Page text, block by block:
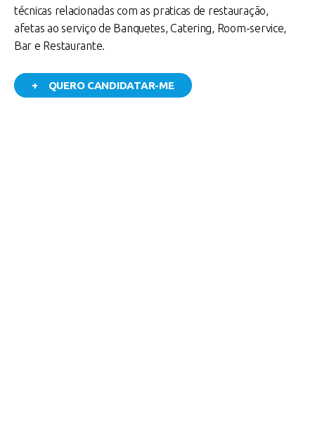
técnicas relacionadas com as praticas de restauração,
afetas ao serviço de Banquetes, Catering, Room-service,
Bar e Restaurante.
+ QUERO CANDIDATAR-ME